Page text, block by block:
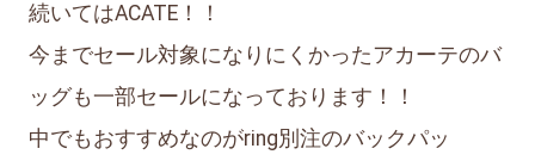
続いてはACATE！！
今までセール対象になりにくかったアカーテのバ
ッグも一部セールになっております！！
中でもおすすめなのがring別注のバックパッ